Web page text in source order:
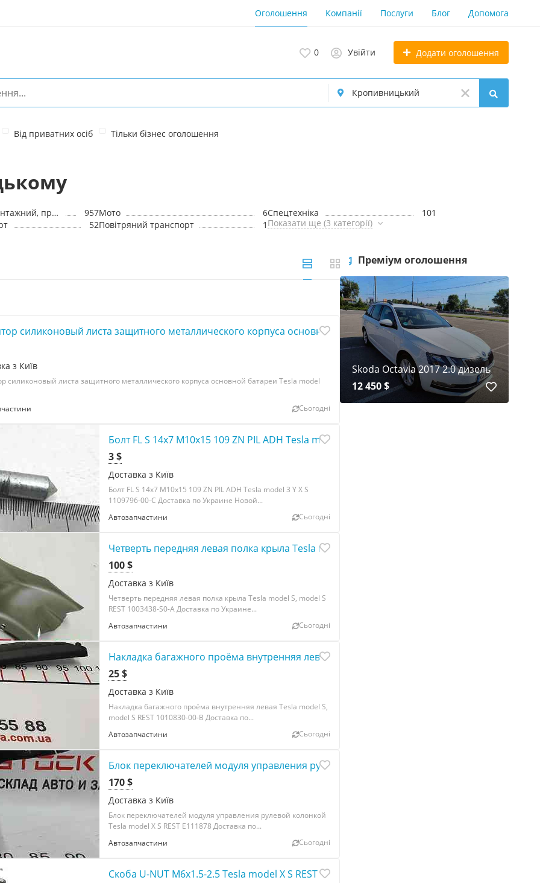
Оголошення Компанії Послуги Блог Допомога
0 Увійти Додати оголошення
Від приватних осіб Тільки бізнес оголошення
Комерційний, вантажний, прицепи 957Мото 6Спецтехніка
101
52Повітряний транспорт 1 Показати ще (3 категорії)
силиконовый листа защитного металлического корпуса основной батареи Tesla model S 1014929-0
з Київ
силиконовый листа защитного металлического корпуса основной батареи Tesla model
Сьогодні
Болт FL S 14x7 M10x15 109 ZN PIL ADH Tesla model 3 Y X S 1109796-00-C
3 $
Доставка з Київ
Болт FL S 14x7 M10x15 109 ZN PIL ADH Tesla model 3 Y X S
1109796-00-C Доставка по Украине Новой...
Автозапчастини
Сьогодні
Четверть передняя левая полка крыла Tesla model S, model S REST 1003438-S0-A
100 $
Доставка з Київ
Четверть передняя левая полка крыла Tesla model S, model S
REST 1003438-S0-A Доставка по Украине...
Автозапчастини
Сьогодні
Накладка багажного проёма внутренняя левая Tesla model S, model S REST 1010830-00-B
25 $
Доставка з Київ
Накладка багажного проёма внутренняя левая Tesla model S,
model S REST 1010830-00-B Доставка по...
Автозапчастини
Сьогодні
Блок переключателей модуля управления рулевой колонкой Tesla model X S REST E111878
170 $
Доставка з Київ
Блок переключателей модуля управления рулевой колонкой
Tesla model X S REST E111878 Доставка по...
Автозапчастини
Сьогодні
Скоба U-NUT M6x1.5-2.5 Tesla model X S REST 1034312-00-D
Преміум оголошення
Skoda Octavia 2017 2.0 дизель
12 450 $